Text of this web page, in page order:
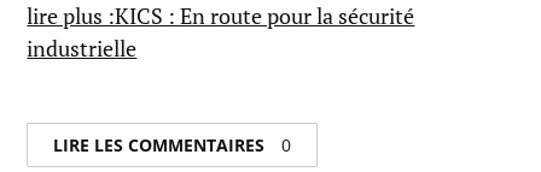
lire plus :KICS : En route pour la sécurité
industrielle
LIRE LES COMMENTAIRES 0